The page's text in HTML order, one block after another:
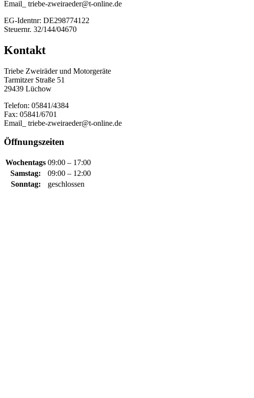
Email_ triebe-zweiraeder@t-online.de
EG-Identnr: DE298774122
Steuernr. 32/144/04670
Kontakt
Triebe Zweiräder und Motorgeräte
Tarmitzer Straße 51
29439 Lüchow
Telefon: 05841/4384
Fax: 05841/6701
Email_ triebe-zweiraeder@t-online.de
Öffnungszeiten
Wochentags 09:00 – 17:00
Samstag:
09:00 – 12:00
Sonntag:
geschlossen